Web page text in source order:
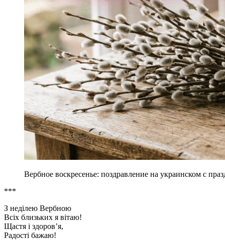
Вербное воскресенье: поздравление на украинском с
***
З неділею Вербною
Всіх близьких я вітаю!
Щастя і здоров’я,
Радості бажаю!